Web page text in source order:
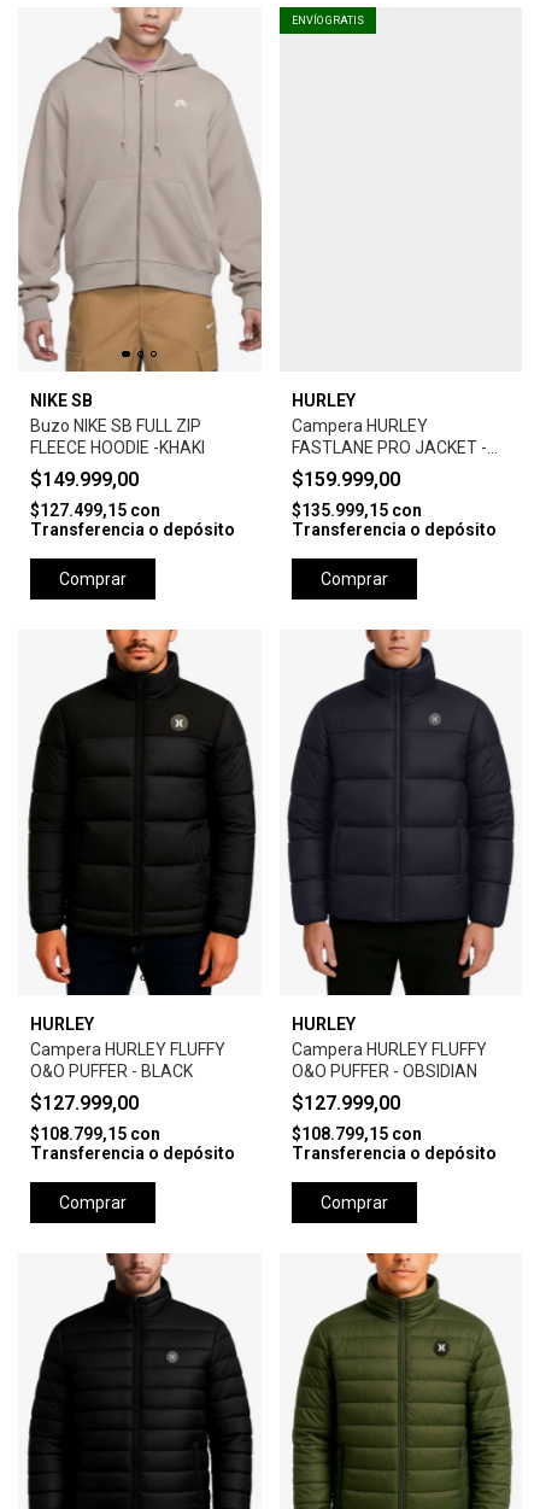
NIKE SB
Buzo NIKE SB FULL ZIP
FLEECE HOODIE -KHAKI
$149.999,00
$127.499,15 con
Transferencia o depósito
Comprar
ENVÍO GRATIS
HURLEY
Campera HURLEY
FASTLANE PRO JACKET -
CAMEL
$159.999,00
$135.999,15 con
Transferencia o depósito
Comprar
HURLEY
Campera HURLEY FLUFFY
O&O PUFFER - BLACK
$127.999,00
$108.799,15 con
Transferencia o depósito
Comprar
HURLEY
Campera HURLEY FLUFFY
O&O PUFFER - OBSIDIAN
$127.999,00
$108.799,15 con
Transferencia o depósito
Comprar